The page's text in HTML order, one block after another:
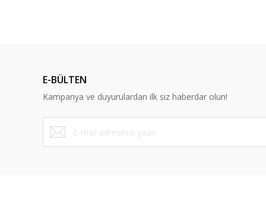
E-BÜLTEN
Kampanya ve duyurulardan ilk siz haberdar olun!